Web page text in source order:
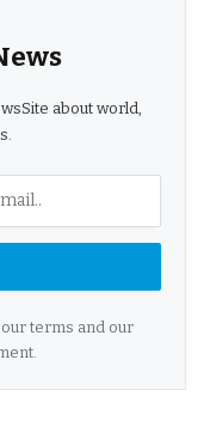
about world,
our terms and our